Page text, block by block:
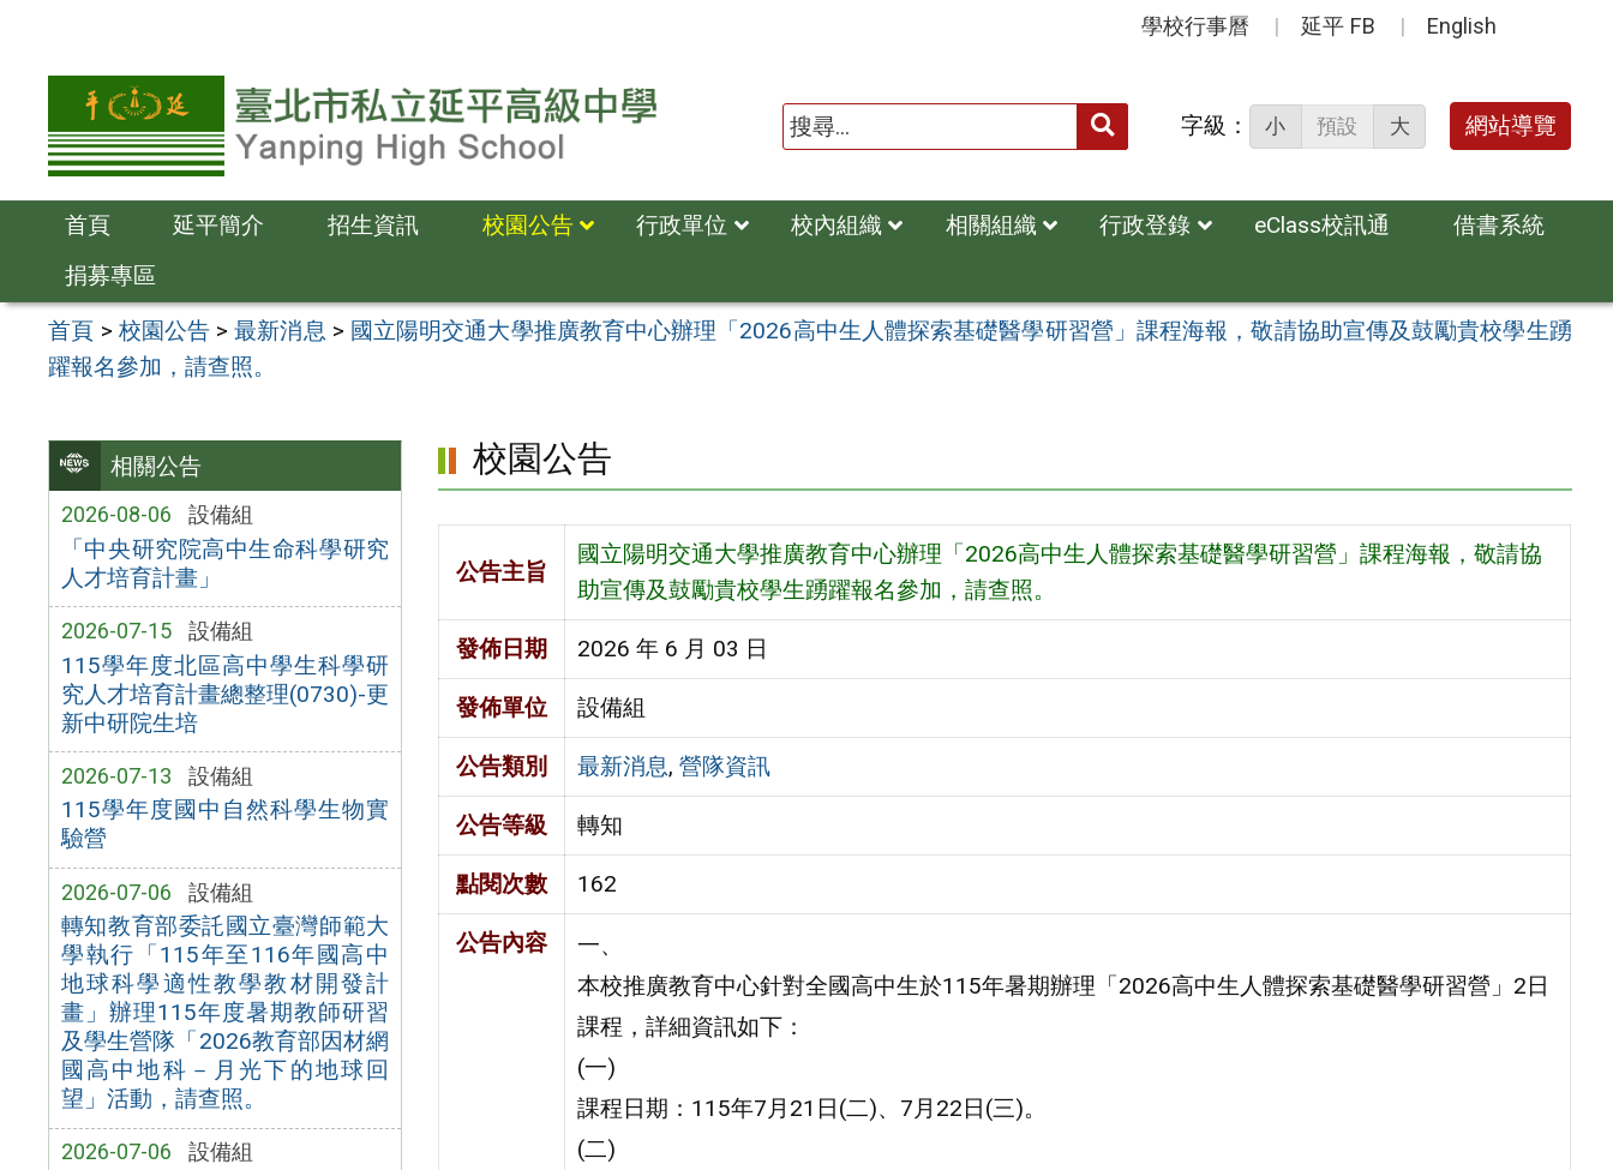
容
學校行事曆 延平 FB English
送出 字級： 小 預設 大 網站導覽
首頁 延平簡介 招生資訊 校園公告 行政單位 校內組織 相關組織 行政登錄 eClass校訊通
借書系統
捐募專區
首頁 > 校園公告 >最新消息 > 國立陽明交通大學推廣教育中心辦理「2026高中生人體探索基礎醫學研習營」課程海報，敬請協助宣傳及鼓勵貴校學生踴
躍報名參加，請查照。
相關公告
2026-08-06 設備組
「中央研究院高中生命科學研究
人才培育計畫」
2026-07-15 設備組
115學年度北區高中學生科學研
究人才培育計畫總整理(0730)-更
新中研院生培
2026-07-13 設備組
115學年度國中自然科學生物實
驗營
2026-07-06 設備組
轉知教育部委託國立臺灣師範大
學執行「115年至116年國高中
地球科學適性教學教材開發計
畫」辦理115年度暑期教師研習
及學生營隊「2026教育部因材網
國高中地科－月光下的地球回
望」活動，請查照。
2026-07-06 設備組
校園公告
公告主旨
國立陽明交通大學推廣教育中心辦理「2026高中生人體探索基礎醫學研習營」課程海報，敬請協
助宣傳及鼓勵貴校學生踴躍報名參加，請查照。
發佈日期 2026 年 6 月 03 日
發佈單位 設備組
公告類別 最新消息, 營隊資訊
公告等級 轉知
點閱次數 162
公告內容
一、
本校推廣教育中心針對全國高中生於115年暑期辦理「2026高中生人體探索基礎醫學研習營」2日
課程，詳細資訊如下：
(一)
課程日期：115年7月21日(二)、7月22日(三)。
(二)